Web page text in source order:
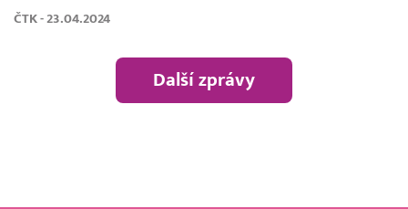
ČTK - 23.04.2024
Další zprávy